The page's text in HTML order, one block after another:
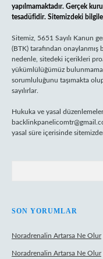
yapılmamaktadır. Gerçek
tesadüfidir. Sitemizdeki
Sitemiz, 5651 Sayılı Kanun
(BTK) tarafından onaylanmış
nedenle, sitedeki içerikleri
yükümlülüğümüz
sorumluluğunu taşımakta
sayılırlar.
Hukuka ve yasal
yasal süre içerisinde
SON YORUMLAR
Noradrenalin Artarsa Ne Olur
Noradrenalin Artarsa Ne Olur